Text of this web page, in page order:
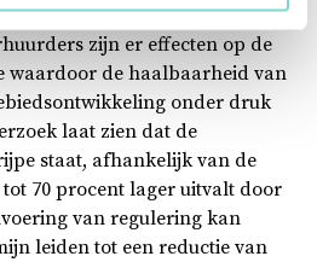
zijn er effecten op de
waardoor de haalbaarheid van
onder druk
laat zien dat de
staat, afhankelijk van de
70 procent lager uitvalt door
van regulering kan
leiden tot een reductie van